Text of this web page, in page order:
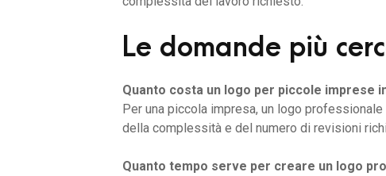
Le domande più
Quanto costa un logo per piccole imprese
Per una piccola impresa, un logo
della complessità e del numero di revisioni
Quanto tempo serve per creare un logo